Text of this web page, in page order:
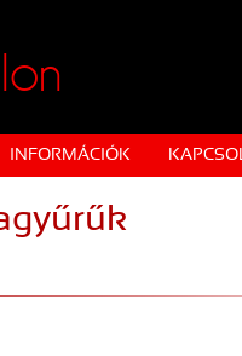
INFORMÁCIÓK